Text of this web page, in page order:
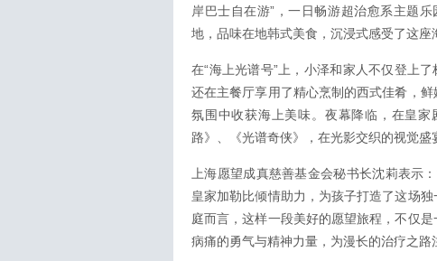
岸巴士自在游”，一日畅游超治愈系主题
地，品味在地韩式美食，沉浸式感受了这座
在“海上光谱号”上，小泽和家人不仅登上
还在主餐厅享用了精心烹制的西式佳肴，
氛围中收获海上美味。夜幕降临，在皇
路》、《光谱奇侠》，在光影交织的视觉盛
上海愿望成真慈善基金会秘书长沈莉表示
皇家加勒比倾情助力，为孩子打造了这场
庭而言，这样一段美好的愿望旅程，不仅
病痛的勇气与精神力量，为漫长的治疗之路